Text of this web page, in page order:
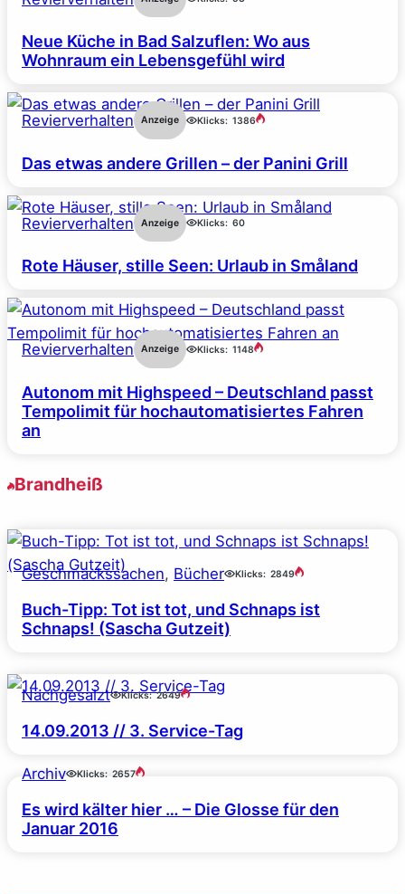
Neue Küche in Bad Salzuflen: Wo aus
Wohnraum ein Lebensgefühl wird
Revierverhalten Anzeige Klicks: 1386
Das etwas andere Grillen – der Panini Grill
Revierverhalten Anzeige Klicks: 60
Rote Häuser, stille Seen: Urlaub in Småland
Revierverhalten Anzeige Klicks: 1148
Autonom mit Highspeed – Deutschland passt
Tempolimit für hochautomatisiertes Fahren
an
Brandheiß
Geschmackssachen, Bücher Klicks: 2849
Buch-Tipp: Tot ist tot, und Schnaps ist
Schnaps! (Sascha Gutzeit)
Nachgesalzt Klicks: 2649
14.09.2013 // 3. Service-Tag
Archiv Klicks: 2657
Es wird kälter hier … – Die Glosse für den
Januar 2016